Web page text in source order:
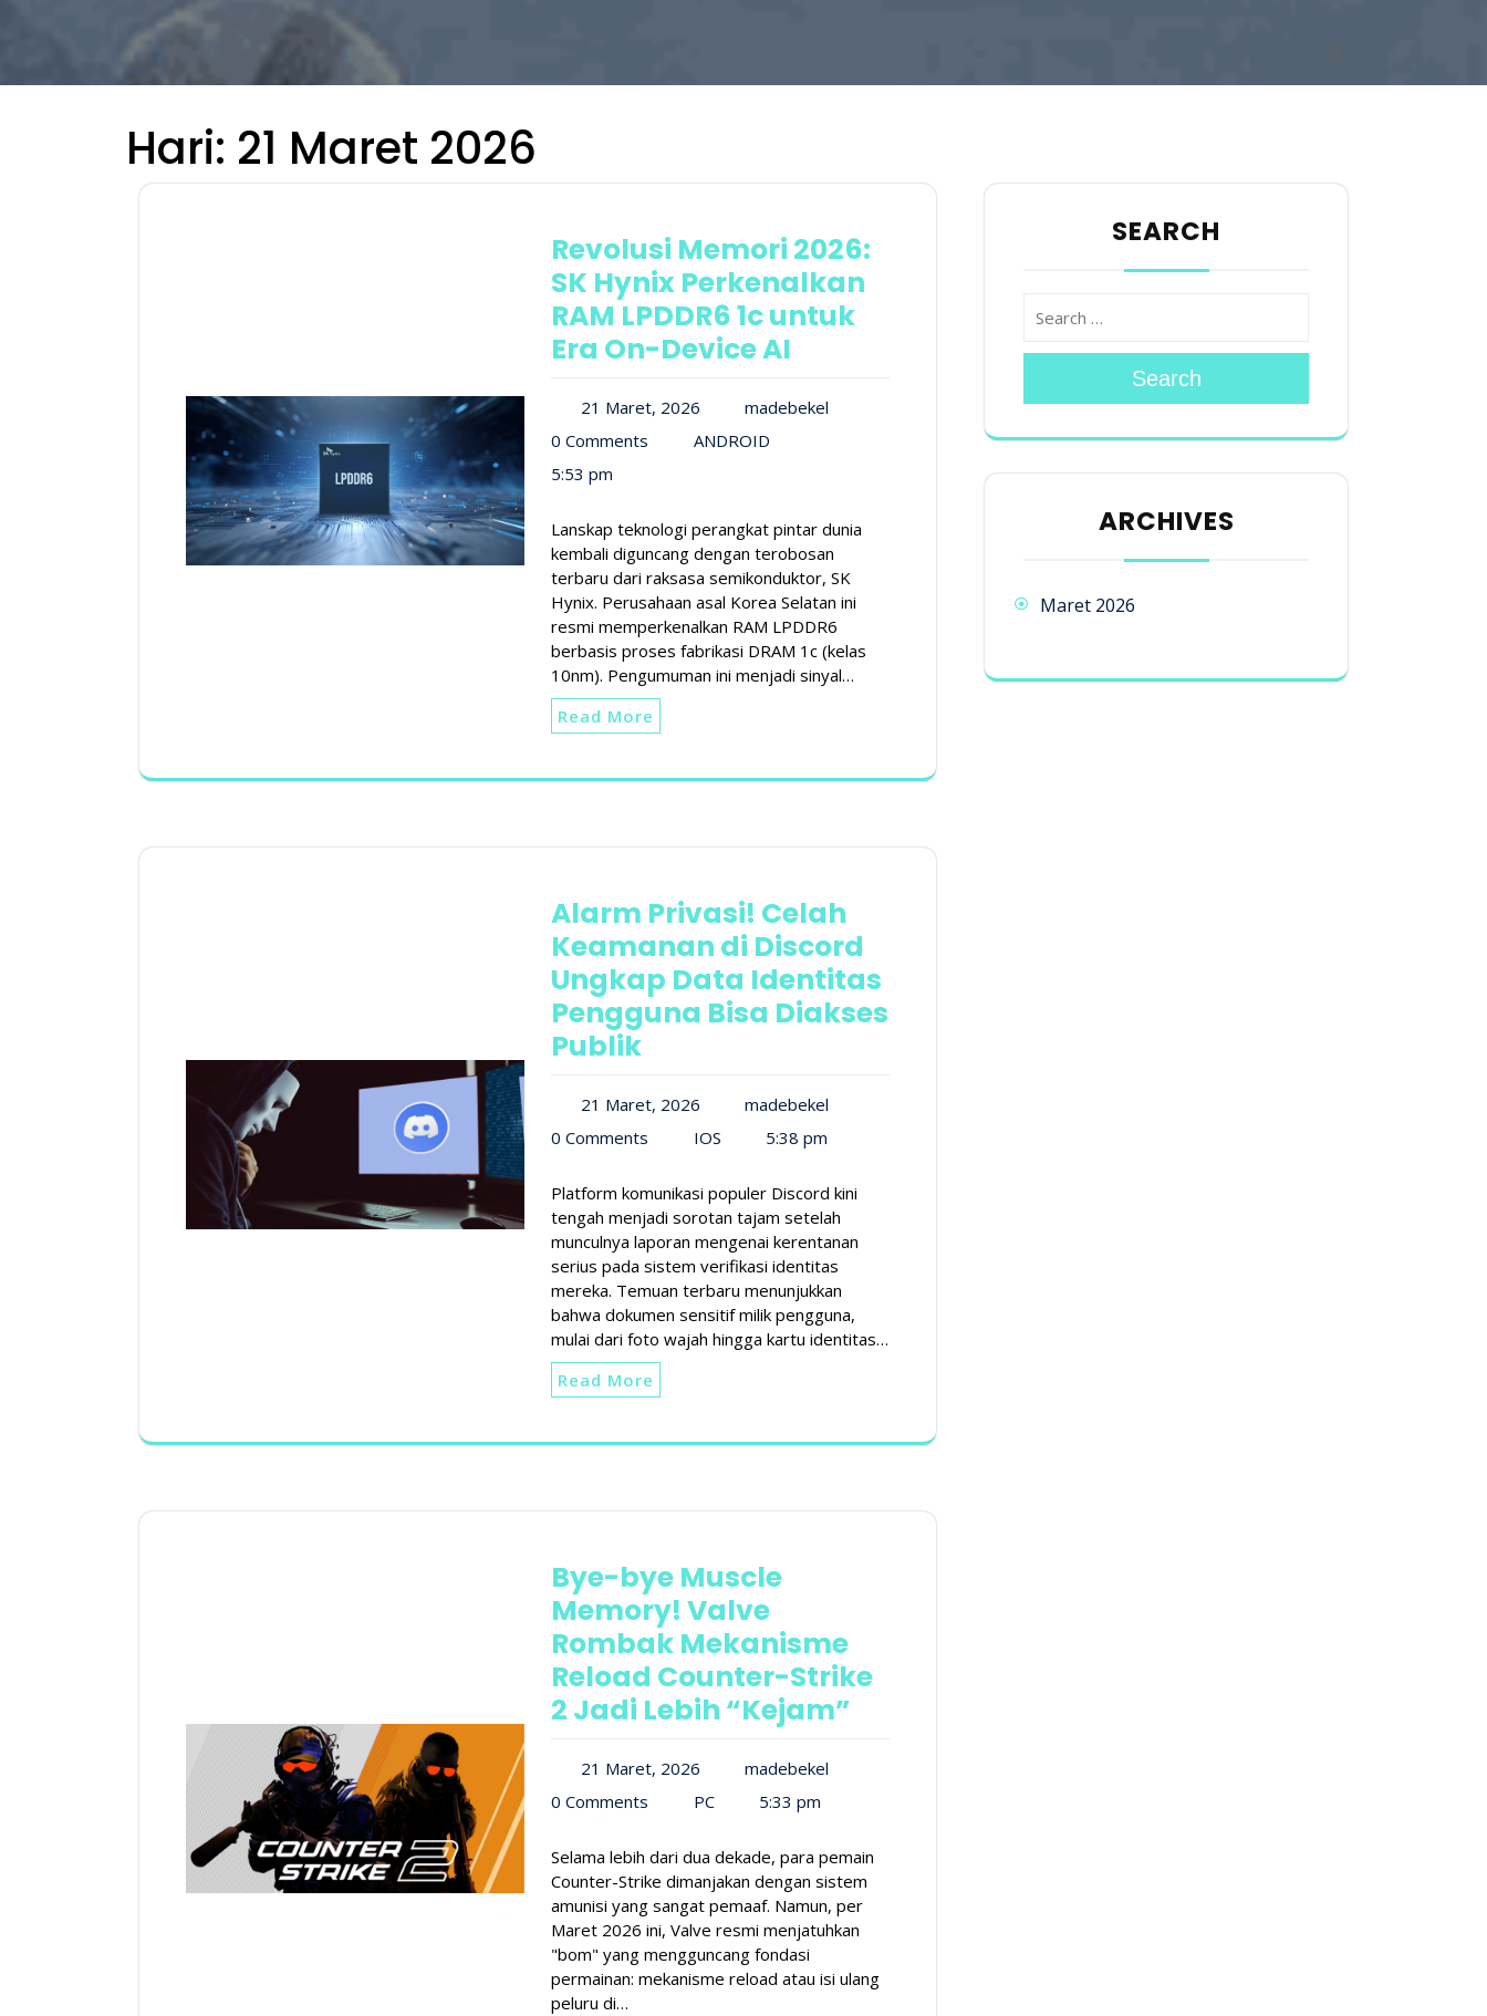
Hari: 21 Maret 2026
Revolusi Memori 2026:
SK Hynix Perkenalkan
RAM LPDDR6 1c untuk
Era On-Device AI
21 Maret, 2026
madebekel
0 Comments
ANDROID
5:53 pm
Lanskap teknologi perangkat pintar dunia
kembali diguncang dengan terobosan
terbaru dari raksasa semikonduktor, SK
Hynix. Perusahaan asal Korea Selatan ini
resmi memperkenalkan RAM LPDDR6
berbasis proses fabrikasi DRAM 1c (kelas
10nm). Pengumuman ini menjadi sinyal…
Read More
Alarm Privasi! Celah
Keamanan di Discord
Ungkap Data Identitas
Pengguna Bisa Diakses
Publik
21 Maret, 2026
madebekel
0 Comments
IOS 5:38 pm
Platform komunikasi populer Discord kini
tengah menjadi sorotan tajam setelah
munculnya laporan mengenai kerentanan
serius pada sistem verifikasi identitas
mereka. Temuan terbaru menunjukkan
bahwa dokumen sensitif milik pengguna,
mulai dari foto wajah hingga kartu identitas…
Read More
Bye-bye Muscle
Memory! Valve
Rombak Mekanisme
Reload Counter-Strike
2 Jadi Lebih “Kejam”
21 Maret, 2026
madebekel
0 Comments
PC 5:33 pm
Selama lebih dari dua dekade, para pemain
Counter-Strike dimanjakan dengan sistem
amunisi yang sangat pemaaf. Namun, per
Maret 2026 ini, Valve resmi menjatuhkan
"bom" yang mengguncang fondasi
permainan: mekanisme reload atau isi ulang
peluru di…
SEARCH
Search
ARCHIVES
Maret 2026